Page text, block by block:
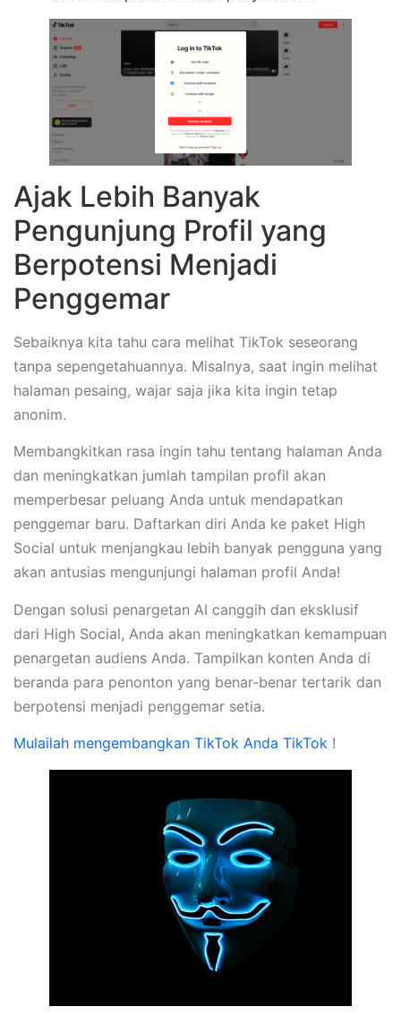
Ajak Lebih Banyak
Pengunjung Profil yang
Berpotensi Menjadi
Penggemar
Sebaiknya kita tahu cara melihat TikTok seseorang
tanpa sepengetahuannya. Misalnya, saat ingin melihat
halaman pesaing, wajar saja jika kita ingin tetap
anonim.
Membangkitkan rasa ingin tahu tentang halaman Anda
dan meningkatkan jumlah tampilan profil akan
memperbesar peluang Anda untuk mendapatkan
penggemar baru. Daftarkan diri Anda ke paket High
Social untuk menjangkau lebih banyak pengguna yang
akan antusias mengunjungi halaman profil Anda!
Dengan solusi penargetan AI canggih dan eksklusif
dari High Social, Anda akan meningkatkan kemampuan
penargetan audiens Anda. Tampilkan konten Anda di
beranda para penonton yang benar-benar tertarik dan
berpotensi menjadi penggemar setia.
Mulailah mengembangkan TikTok Anda TikTok !